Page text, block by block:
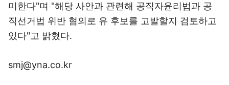
미한다"며 "해당 사안과 관련해 공직자윤리법과 공
직선거법 위반 혐의로 유 후보를 고발할지 검토하고
있다"고 밝혔다.
smj@yna.co.kr